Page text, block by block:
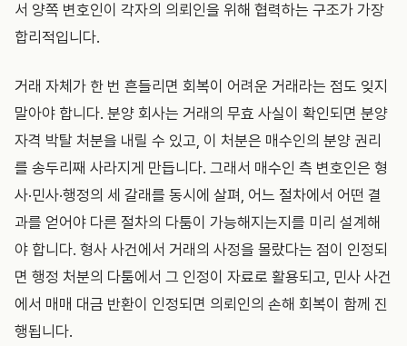
서 양쪽 변호인이 각자의 의뢰인을 위해 협력하는 구조가 가장
합리적입니다.
거래 자체가 한 번 흔들리면 회복이 어려운 거래라는 점도 잊지
말아야 합니다. 분양 회사는 거래의 무효 사실이 확인되면 분양
자격 박탈 처분을 내릴 수 있고, 이 처분은 매수인의 분양 권리
를 송두리째 사라지게 만듭니다. 그래서 매수인 측 변호인은 형
사·민사·행정의 세 갈래를 동시에 살펴, 어느 절차에서 어떤 결
과를 얻어야 다른 절차의 다툼이 가능해지는지를 미리 설계해
야 합니다. 형사 사건에서 거래의 사정을 몰랐다는 점이 인정되
면 행정 처분의 다툼에서 그 인정이 자료로 활용되고, 민사 사건
에서 매매 대금 반환이 인정되면 의뢰인의 손해 회복이 함께 진
행됩니다.